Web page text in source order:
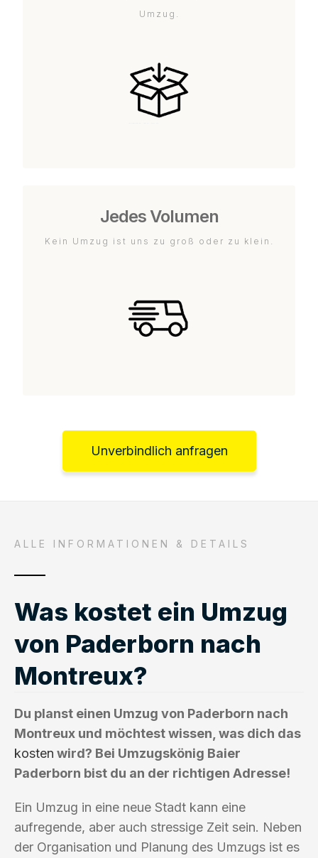
Umzug.
Jedes Volumen
Kein Umzug ist uns zu groß oder zu klein.
Unverbindlich anfragen
ALLE INFORMATIONEN & DETAILS
Was kostet ein Umzug
von Paderborn nach
Montreux?
Du planst einen Umzug von Paderborn nach
Montreux und möchtest wissen, was dich das
kosten wird? Bei Umzugskönig Baier
Paderborn bist du an der richtigen Adresse!
Ein Umzug in eine neue Stadt kann eine
aufregende, aber auch stressige Zeit sein. Neben
der Organisation und Planung des Umzugs ist es